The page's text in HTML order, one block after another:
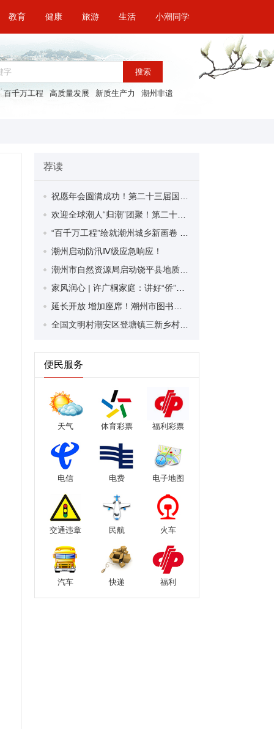
教育 健康 旅游 生活 小潮同学
搜索
百千万工程 高质量发展 新质生产力 潮州非遗
荐读
潮州启动防汛Ⅳ级应急响应！
便民服务
天气 体育彩票 福利彩票
电信 电费 电子地图
交通违章 民航 火车
汽车 快递 福利